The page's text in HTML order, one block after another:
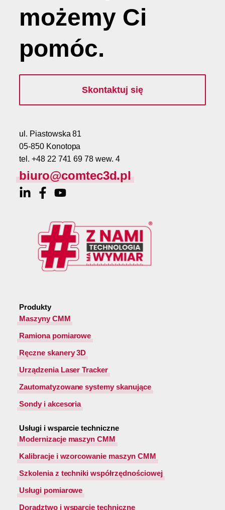
możemy Ci
pomóc.
Skontaktuj się
ul. Piastowska 81
05-850 Konotopa
tel. +48 22 741 69 78 wew. 4
biuro@comtec3d.pl
Produkty
Maszyny CMM
Ramiona pomiarowe
Ręczne skanery 3D
Urządzenia Laser Tracker
Zautomatyzowane systemy skanujące
Sondy i akcesoria
Usługi i wsparcie techniczne
Modernizacje maszyn CMM
Kalibracje i wzorcowanie maszyn CMM
Szkolenia z techniki współrzędnościowej
Usługi pomiarowe
Doradztwo i wsparcie techniczne